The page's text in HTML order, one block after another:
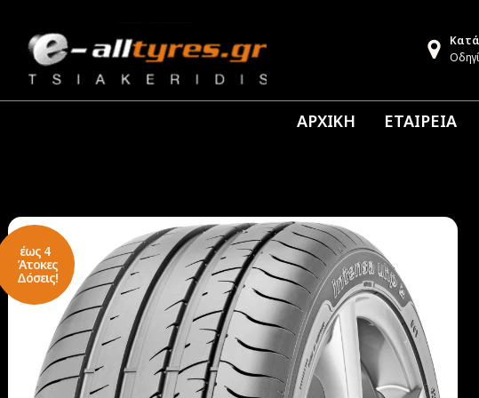
ΑΡΧΙΚΗ ΕΤΑΙΡΕΙΑ
έως 4
Άτοκες
Δόσεις!